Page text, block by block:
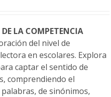
LA COMPETENCIA
del nivel de
en escolares. Explora
captar el sentido de
comprendiendo el
de sinónimos,